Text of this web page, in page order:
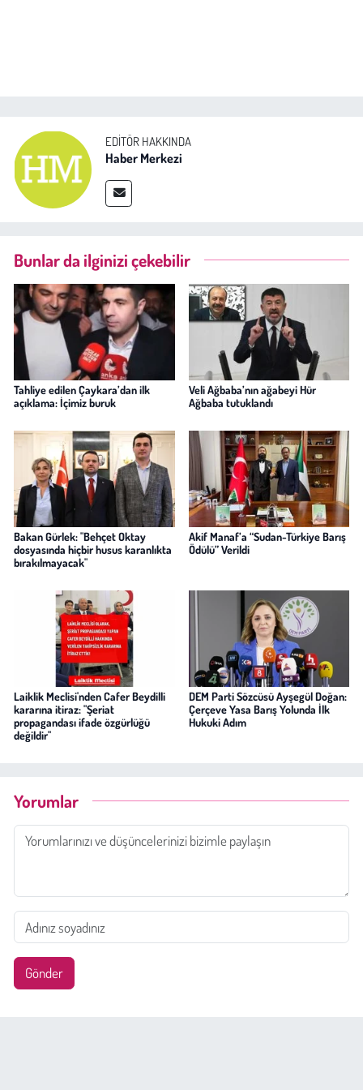
EDITÖR HAKKINDA
Haber Merkezi
Bunlar da ilginizi çekebilir
Tahliye edilen Çaykara’dan ilk
açıklama: İçimiz buruk
Veli Ağbaba’nın ağabeyi Hür
Ağbaba tutuklandı
Bakan Gürlek: "Behçet Oktay
dosyasında hiçbir husus karanlıkta
bırakılmayacak"
Akif Manaf’a “Sudan-Türkiye Barış
Ödülü” Verildi
Laiklik Meclisi'nden Cafer Beydilli
kararına itiraz: "Şeriat
propagandası ifade özgürlüğü
değildir"
DEM Parti Sözcüsü Ayşegül Doğan:
Çerçeve Yasa Barış Yolunda İlk
Hukuki Adım
Yorumlar
Gönder